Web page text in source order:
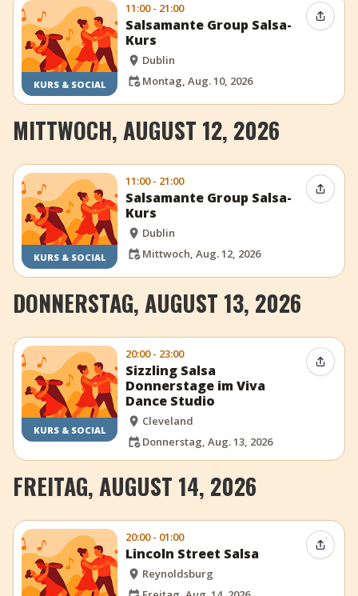
KURS & SOCIAL
11:00 - 21:00
Salsamante Group Salsa-
Kurs
Dublin
Montag, Aug. 10, 2026
Event
MITTWOCH, AUGUST 12, 2026
KURS & SOCIAL
11:00 - 21:00
Salsamante Group Salsa-
Kurs
Dublin
Mittwoch, Aug. 12, 2026
Event
DONNERSTAG, AUGUST 13, 2026
KURS & SOCIAL
20:00 - 23:00
Sizzling Salsa
Donnerstage im Viva
Dance Studio
Cleveland
Donnerstag, Aug. 13, 2026
Event
FREITAG, AUGUST 14, 2026
20:00 - 01:00
Lincoln Street Salsa
Reynoldsburg
Event